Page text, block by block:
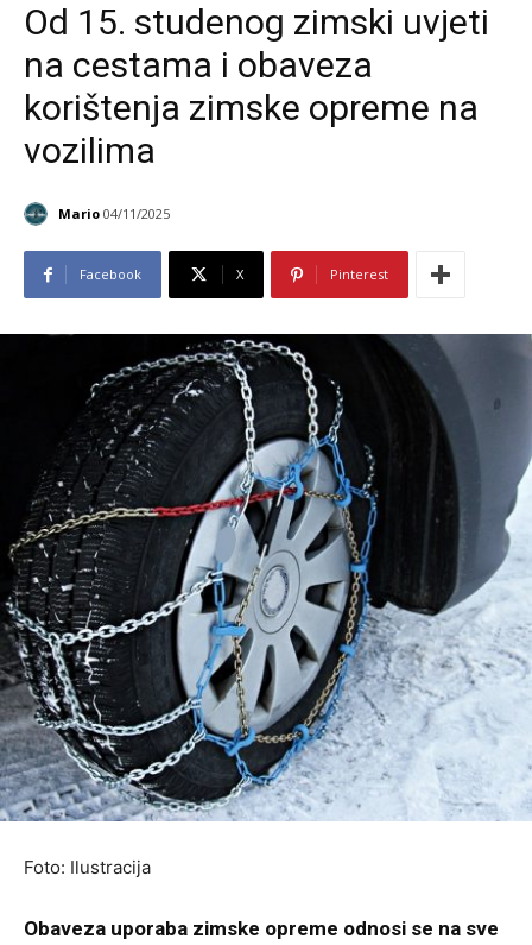
Od 15. studenog zimski uvjeti
na cestama i obaveza
korištenja zimske opreme na
vozilima
Mario 04/11/2025
Facebook X Pinterest
Foto: Ilustracija
Obaveza uporaba zimske opreme odnosi se na sve